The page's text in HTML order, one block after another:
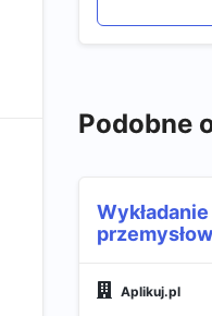
Podobne
Aplikuj.pl